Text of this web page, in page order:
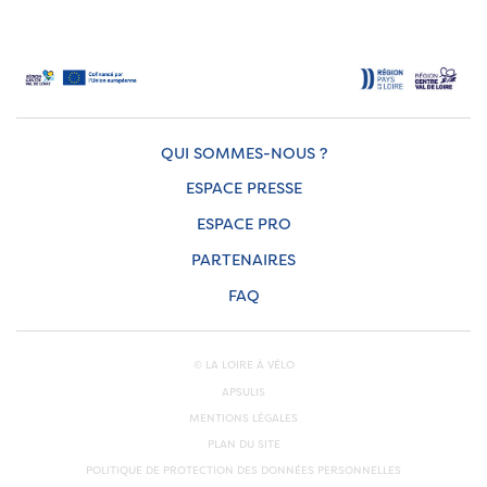
QUI SOMMES-NOUS ?
ESPACE PRESSE
ESPACE PRO
PARTENAIRES
FAQ
© LA LOIRE À VÉLO
APSULIS
MENTIONS LÉGALES
PLAN DU SITE
POLITIQUE DE PROTECTION DES DONNÉES PERSONNELLES